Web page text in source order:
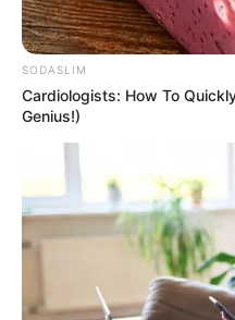
SODASLIM
Cardiologists: How To
Genius!)